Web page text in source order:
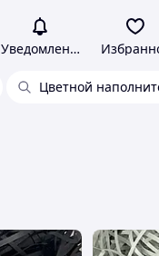
Уведомления
Цветной